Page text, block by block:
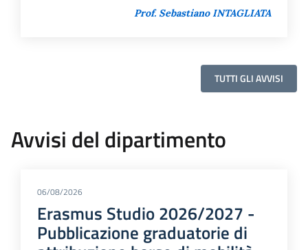
Prof. Sebastiano INTAGLIATA
TUTTI GLI AVVISI
Avvisi del dipartimento
06/08/2026
Erasmus Studio 2026/2027 -
Pubblicazione graduatorie di